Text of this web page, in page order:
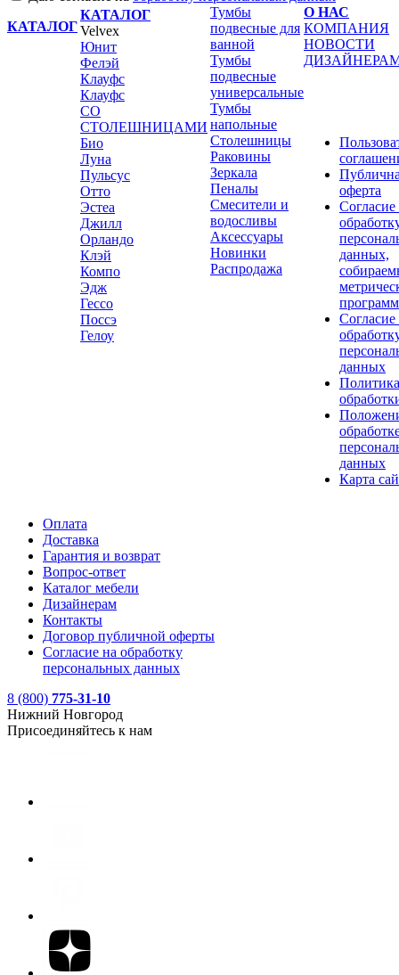
КАТАЛОГ
КАТАЛОГ
Velvex
Юнит
Фелэй
Клауфс
Клауфс
СО
СТОЛЕШНИЦАМИ
Био
Луна
Пульсус
Отто
Эстеа
Джилл
Орландо
Клэй
Компо
Эдж
Гессо
Поссэ
Гелоу
Тумбы
подвесные для
ванной
Тумбы
подвесные
универсальные
Тумбы
напольные
Столешницы
Раковины
Зеркала
Пеналы
Смесители и
водосливы
Аксессуары
Новинки
Распродажа
О НАС
КОМПАНИЯ
НОВОСТИ
оферта
Согласие
данных,
Согласие
данных
Политика
данных
Карта
Оплата
Доставка
Гарантия и возврат
Вопрос-ответ
Каталог мебели
Дизайнерам
Контакты
Договор публичной оферты
Согласие на обработку
персональных данных
8 (800) 775-31-10
Нижний Новгород
Присоединяйтесь к нам